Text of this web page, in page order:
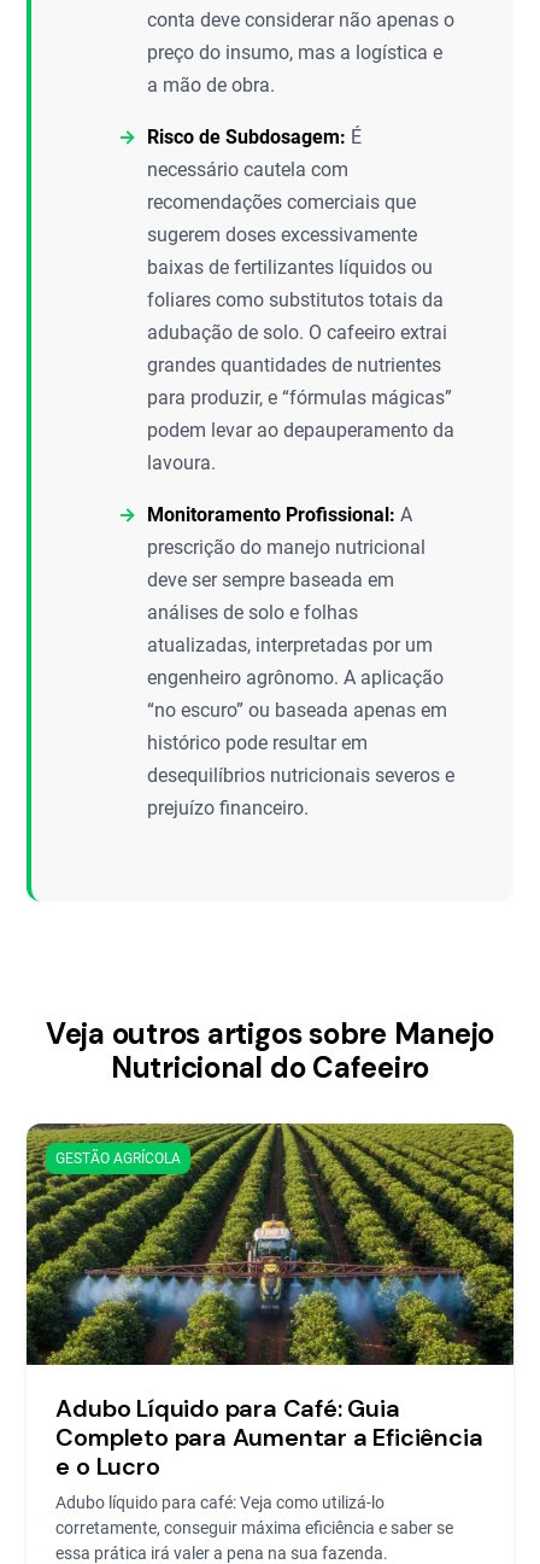
conta deve considerar não apenas o
preço do insumo, mas a logística e
a mão de obra.
Risco de Subdosagem: É
necessário cautela com
recomendações comerciais que
sugerem doses excessivamente
baixas de fertilizantes líquidos ou
foliares como substitutos totais da
adubação de solo. O cafeeiro extrai
grandes quantidades de nutrientes
para produzir, e “fórmulas mágicas”
podem levar ao depauperamento da
lavoura.
Monitoramento Profissional: A
prescrição do manejo nutricional
deve ser sempre baseada em
análises de solo e folhas
atualizadas, interpretadas por um
engenheiro agrônomo. A aplicação
“no escuro” ou baseada apenas em
histórico pode resultar em
desequilíbrios nutricionais severos e
prejuízo financeiro.
Veja outros artigos sobre Manejo
Nutricional do Cafeeiro
GESTÃO AGRÍCOLA
Adubo Líquido para Café: Guia
Completo para Aumentar a Eficiência
e o Lucro
Adubo líquido para café: Veja como utilizá-lo
corretamente, conseguir máxima eficiência e saber se
essa prática irá valer a pena na sua fazenda.